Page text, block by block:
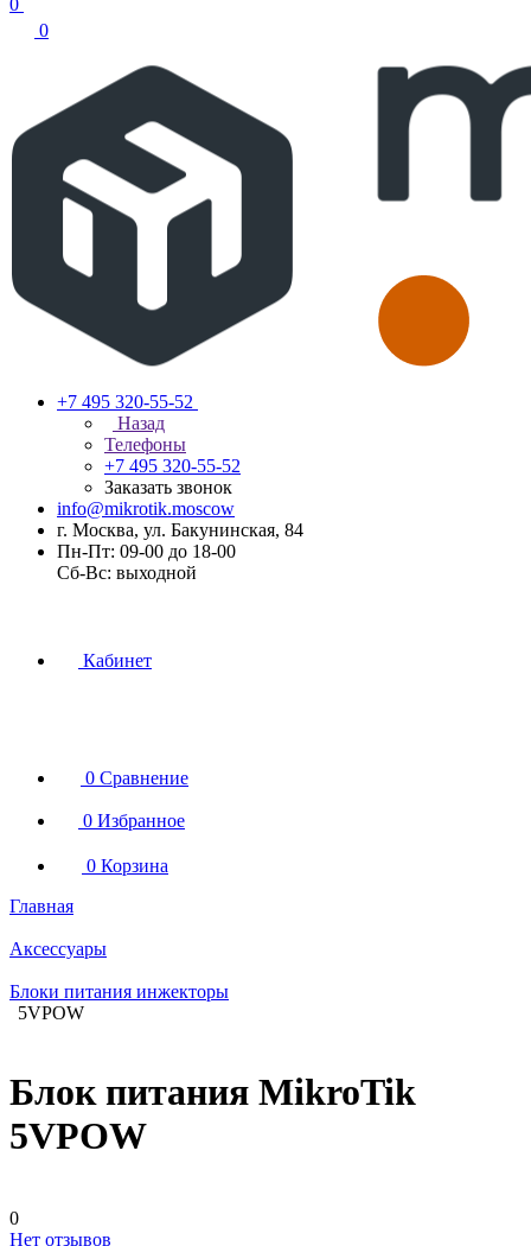
0
0
+7 495 320-55-52
Назад
Телефоны
+7 495 320-55-52
Заказать звонок
info@mikrotik.moscow
г. Москва, ул. Бакунинская, 84
Пн-Пт: 09-00 до 18-00
Сб-Вс: выходной
Кабинет
0 Сравнение
0 Избранное
0 Корзина
Главная
Аксессуары
Блоки питания инжекторы
5VPOW
Блок питания MikroTik
5VPOW
0
Нет отзывов